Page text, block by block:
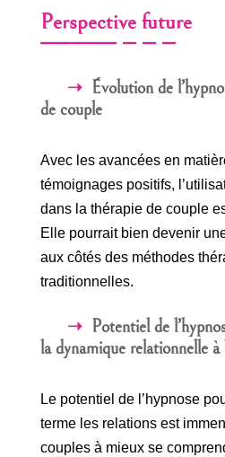
Perspective future
Évolution de
de couple
Avec les avancées en
témoignages positifs,
dans la thérapie de couple
Elle pourrait bien devenir
aux côtés des méthodes
traditionnelles.
Potentiel de
la dynamique relationnelle
Le potentiel de l’hypnose
terme les relations est
couples à mieux se